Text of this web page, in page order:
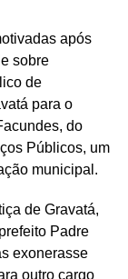
após
sobre
de
para o
do
Públicos, um
municipal.
de Gravatá,
Padre
exonerasse
outro cargo